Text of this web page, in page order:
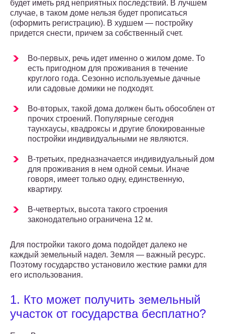
будет иметь ряд неприятных последствий. В лучшем
случае, в таком доме нельзя будет прописаться
(оформить регистрацию). В худшем — постройку
придется снести, причем за собственный счет.
Во-первых, речь идет именно о жилом доме. То
есть пригодном для проживания в течение
круглого года. Сезонно используемые дачные
или садовые домики не подходят.
Во-вторых, такой дома должен быть обособлен от
прочих строений. Популярные сегодня
таунхаусы, квадроксы и другие блокированные
постройки индивидуальными не являются.
В-третьих, предназначается индивидуальный дом
для проживания в нем одной семьи. Иначе
говоря, имеет только одну, единственную,
квартиру.
В-четвертых, высота такого строения
законодательно ограничена 12 м.
Для постройки такого дома подойдет далеко не
каждый земельный надел. Земля — важный ресурс.
Поэтому государство установило жесткие рамки для
его использования.
1. Кто может получить земельный
участок от государства бесплатно?